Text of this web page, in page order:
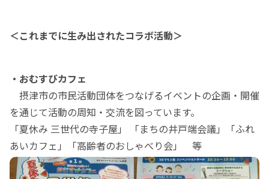
＜これまでに生み出されたコラボ活動＞
・おむすびカフェ
摂津市の市民活動団体をつなげるイベントの企画・開催
を通じて活動の周知・交流を図っています。
「夏休み 三世代の寺子屋」 「まちの井戸端会議」「ふれ
あいカフェ」「高齢者のおしゃべり会」 等